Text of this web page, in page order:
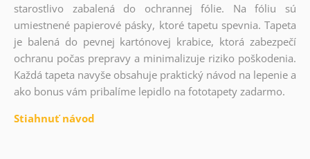
starostlivo zabalená do ochrannej fólie. Na fóliu sú
umiestnené papierové pásky, ktoré tapetu spevnia. Tapeta
je balená do pevnej kartónovej krabice, ktorá zabezpečí
ochranu počas prepravy a minimalizuje riziko poškodenia.
Každá tapeta navyše obsahuje praktický návod na lepenie a
ako bonus vám pribalíme lepidlo na fototapety zadarmo.
Stiahnuť návod